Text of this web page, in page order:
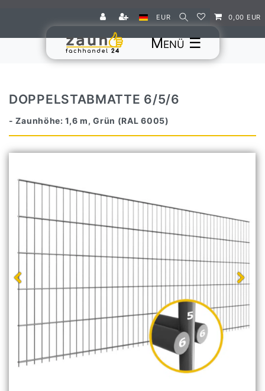
EUR 0,00 EUR
☰
DOPPELSTABMATTE 6/5/6
- Zaunhöhe: 1,6 m, Grün (RAL 6005)